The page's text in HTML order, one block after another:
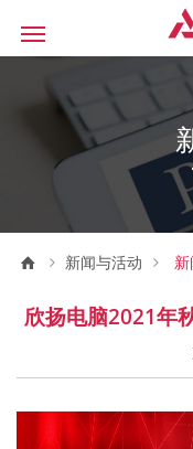
新闻与活动
欣扬电脑2021年